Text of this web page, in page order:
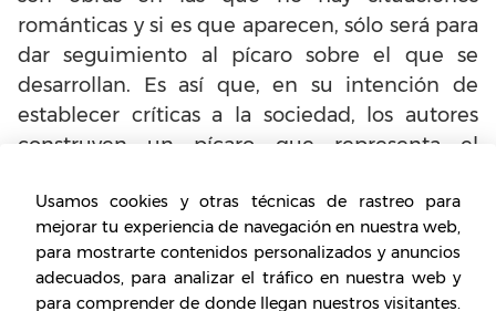
románticas y si es que aparecen, sólo será para
dar seguimiento al pícaro sobre el que se
desarrollan. Es así que, en su intención de
establecer críticas a la sociedad, los autores
construyen un pícaro que representa el
propio origen vulgar y humilde, el poder de
otros sobre él, el uso que se le da como ser
humano reducido al servicio, entre otros
aspectos.
Usamos cookies y otras técnicas de rastreo para
mejorar tu experiencia de navegación en nuestra web,
para mostrarte contenidos personalizados y anuncios
adecuados, para analizar el tráfico en nuestra web y
para comprender de donde llegan nuestros visitantes.